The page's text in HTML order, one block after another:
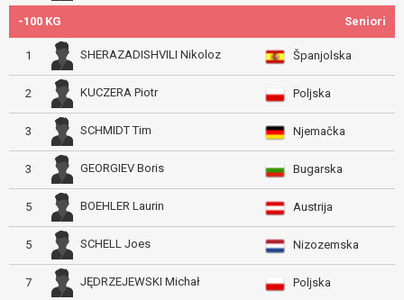
-100 KG Seniori
1 SHERAZADISHVILI Nikoloz Španjolska
2 KUCZERA Piotr Poljska
3 SCHMIDT Tim Njemačka
3 GEORGIEV Boris Bugarska
5 BOEHLER Laurin Austrija
5 SCHELL Joes Nizozemska
7 JĘDRZEJEWSKI Michał Poljska